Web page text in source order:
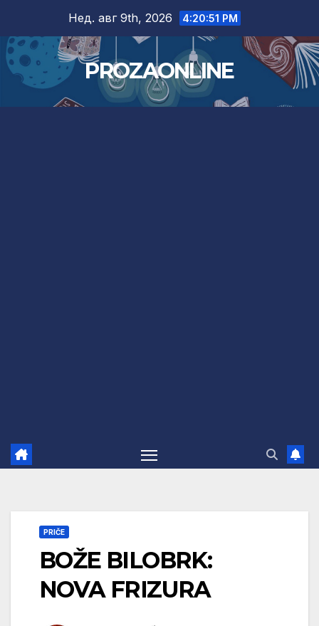
content
Нед. авг 9th, 2026 4:20:52 PM
PROZAONLINE
PRIČE
BOŽE BILOBRK:
NOVA FRIZURA